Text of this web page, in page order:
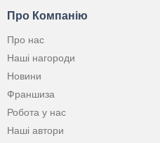
Про Компанію
Про нас
Наші нагороди
Новини
Франшиза
Робота у нас
Наші автори